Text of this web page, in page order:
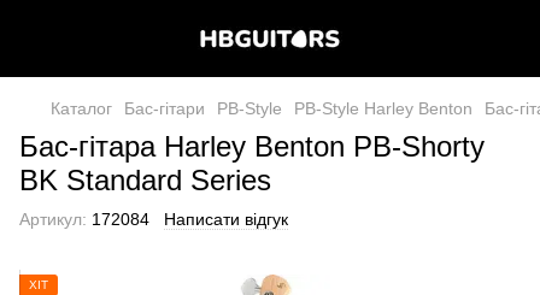
Каталог Бас-гітари PB-Style PB-Style Harley Benton Бас-
Бас-гітара Harley Benton PB-Shorty
BK Standard Series
Артикул: 172084 Написати відгук
ХІТ